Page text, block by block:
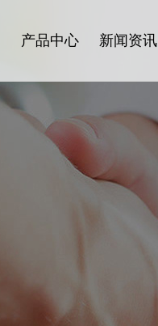
产品中心 新闻资讯